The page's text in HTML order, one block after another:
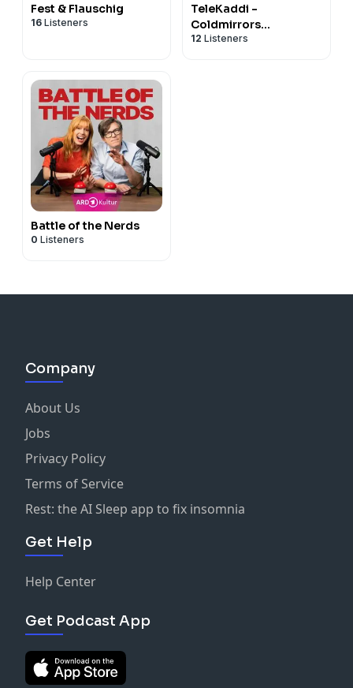
Fest & Flauschig
16 Listeners
TeleKaddi -
Coldmirrors
Kinderserien
12 Listeners
Battle of the Nerds
0 Listeners
Company
About Us
Jobs
Privacy Policy
Terms of Service
Rest: the AI Sleep app to fix insomnia
Get Help
Help Center
Get Podcast App